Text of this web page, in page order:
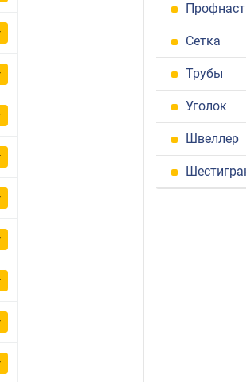
Сетка
Трубы
Уголок
Швеллер